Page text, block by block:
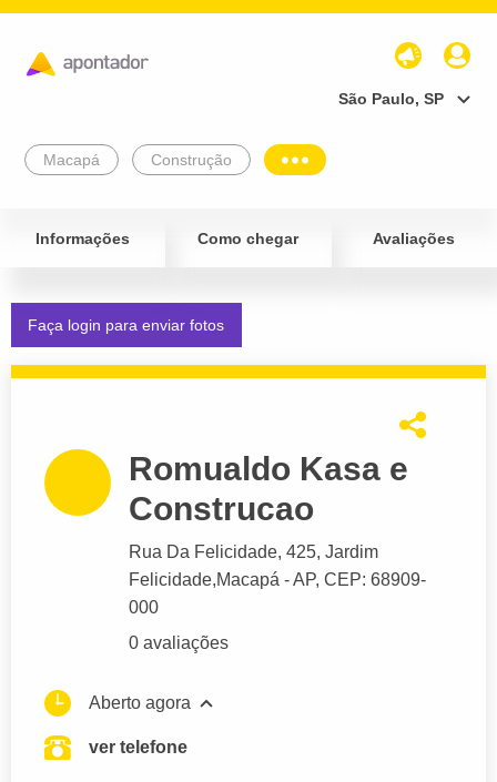
São Paulo, SP
Macapá Construção
Informações Como chegar Avaliações
Faça login para enviar fotos
Romualdo Kasa e
Construcao
Rua Da Felicidade, 425, Jardim
Felicidade,Macapá - AP, CEP: 68909-
000
0 avaliações
Aberto agora
ver telefone